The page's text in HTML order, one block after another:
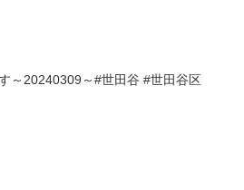
～20240309～#世田谷 #世田谷区